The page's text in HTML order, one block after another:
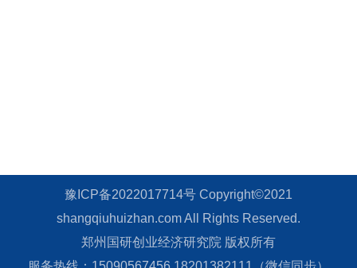
豫ICP备2022017714号 Copyright©2021
shangqiuhuizhan.com All Rights Reserved.
郑州国研创业经济研究院 版权所有